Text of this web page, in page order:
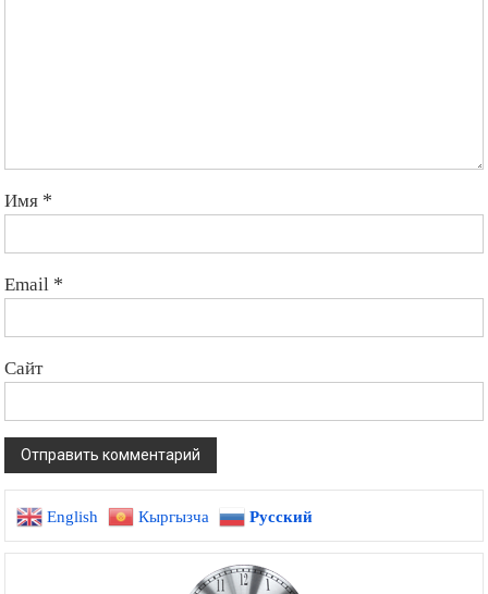
Имя *
Email *
Сайт
English Кыргызча Русский